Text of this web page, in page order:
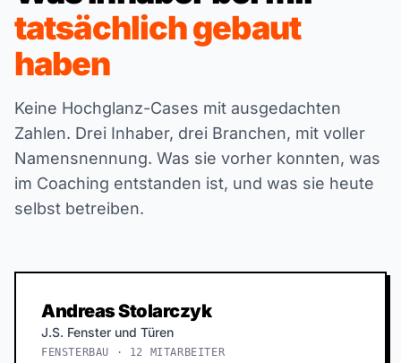
tatsächlich gebaut
haben
Keine Hochglanz-Cases mit ausgedachten
Zahlen. Drei Inhaber, drei Branchen, mit voller
Namensnennung. Was sie vorher konnten, was
im Coaching entstanden ist, und was sie heute
selbst betreiben.
Andreas Stolarczyk
J.S. Fenster und Türen
FENSTERBAU · 12 MITARBEITER